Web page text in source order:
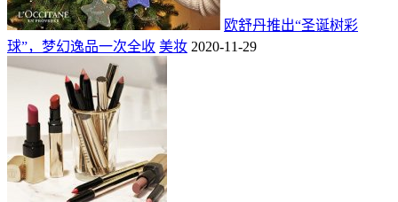
欧舒丹推出“圣诞树彩
球”，梦幻逸品一次全收 美妆 2020-11-29